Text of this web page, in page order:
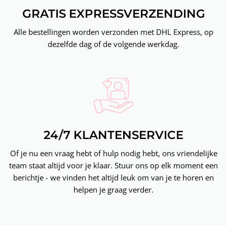
GRATIS EXPRESSVERZENDING
Alle bestellingen worden verzonden met DHL Express, op
dezelfde dag of de volgende werkdag.
24/7 KLANTENSERVICE
Of je nu een vraag hebt of hulp nodig hebt, ons vriendelijke
team staat altijd voor je klaar. Stuur ons op elk moment een
berichtje - we vinden het altijd leuk om van je te horen en
helpen je graag verder.